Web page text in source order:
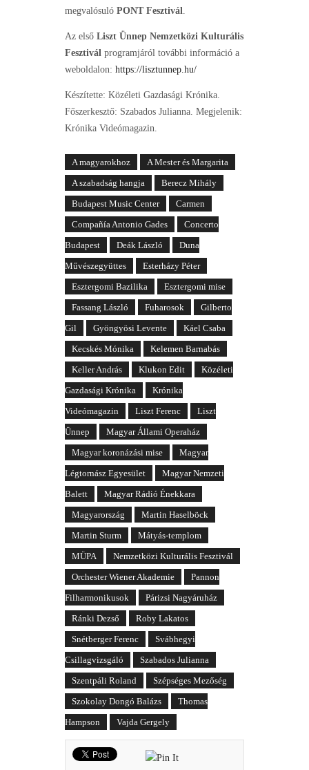
megvalósuló PONT Fesztivál
Az első Liszt Ünnep Nemzetközi Kulturális
Fesztivál programjáról további információ a
weboldalon: https://lisztunnep.hu/
Készítette: Közéleti Gazdasági Krónika.
Főszerkesztő: Szabados Julianna. Megjelenik:
Krónika Videómagazin.
A magyarokhoz
A Mester és Margarita
A szabadság hangja
Berecz Mihály
Budapest Music Center
Carmen
Compañía Antonio Gades
Concerto
Budapest
Deák László
Duna
Művészegyüttes
Esterházy Péter
Esztergomi Bazilika
Esztergomi mise
Fassang László
Fuharosok
Gilberto
Gil
Gyöngyösi Levente
Káel Csaba
Kecskés Mónika
Kelemen Barnabás
Keller András
Klukon Edit
Közéleti
Gazdasági Krónika
Krónika
Videómagazin
Liszt Ferenc
Liszt
Ünnep
Magyar Állami Operaház
Magyar koronázási mise
Magyar
Légtornász Egyesület
Magyar Nemzeti
Balett
Magyar Rádió Énekkara
Magyarország
Martin Haselböck
Martin Sturm
Mátyás-templom
MÜPA
Nemzetközi Kulturális Fesztivál
Orchester Wiener Akademie
Pannon
Filharmonikusok
Párizsi Nagyáruház
Ránki Dezső
Roby Lakatos
Snétberger Ferenc
Svábhegyi
Csillagvizsgáló
Szabados Julianna
Szentpáli Roland
Szépséges Mezőség
Szokolay Dongó Balázs
Thomas
Hampson
Vajda Gergely